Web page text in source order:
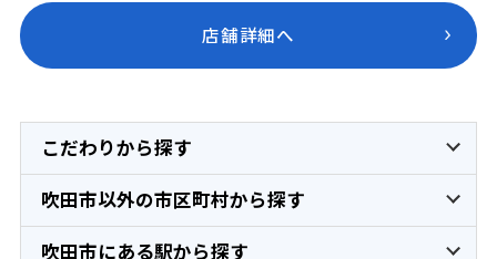
店舗詳細へ
こだわりから探す
吹田市以外の市区町村から探す
吹田市にある駅から探す